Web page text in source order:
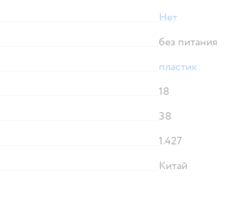
Нет
без питания
пластик
18
38
1.427
Китай